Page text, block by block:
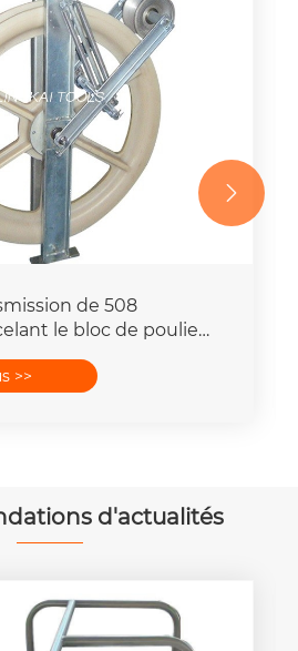
de 508
le bloc de poulie
>>

d'actualités